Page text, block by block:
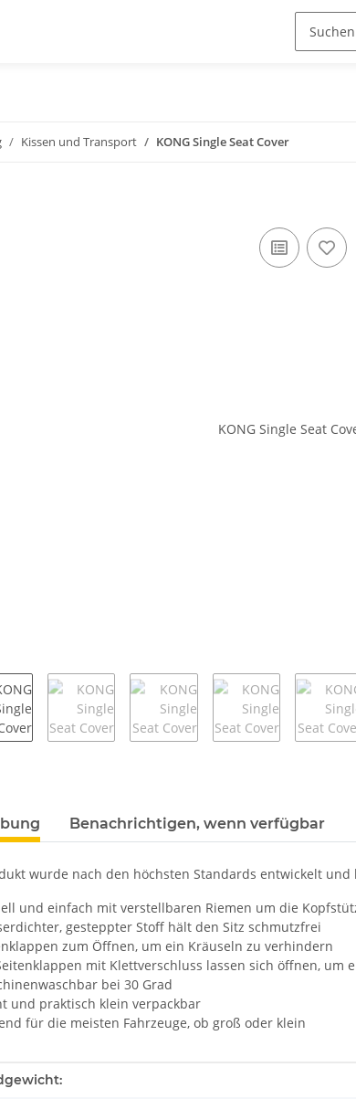
Kissen und Transport KONG Single Seat Cover
anzeigen
Benachrichtigen, wenn verfügbar
wurde nach den höchsten Standards entwickelt
und einfach mit verstellbaren Riemen um die
gesteppter Stoff hält den Sitz schmutzfrei
zum Öffnen, um ein Kräuseln zu verhindern
mit Klettverschluss lassen sich öffnen, um
bei 30 Grad
und praktisch klein verpackbar
für die meisten Fahrzeuge, ob groß oder klein